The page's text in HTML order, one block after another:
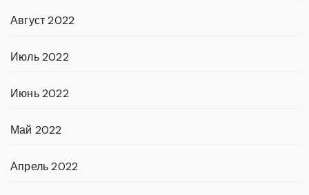
Август 2022
Июль 2022
Июнь 2022
Май 2022
Апрель 2022